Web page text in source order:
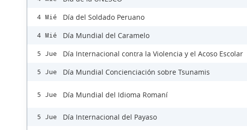
4 Mié Día del Soldado Peruano
4 Mié Día Mundial del Caramelo
5 Jue Día Internacional contra la Violencia y el Acoso Escolar
5 Jue Día Mundial Concienciación sobre Tsunamis
5 Jue Día Mundial del Idioma Romaní
5 Jue Día Internacional del Payaso